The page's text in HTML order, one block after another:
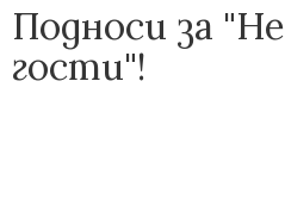
Подноси за
гости"!